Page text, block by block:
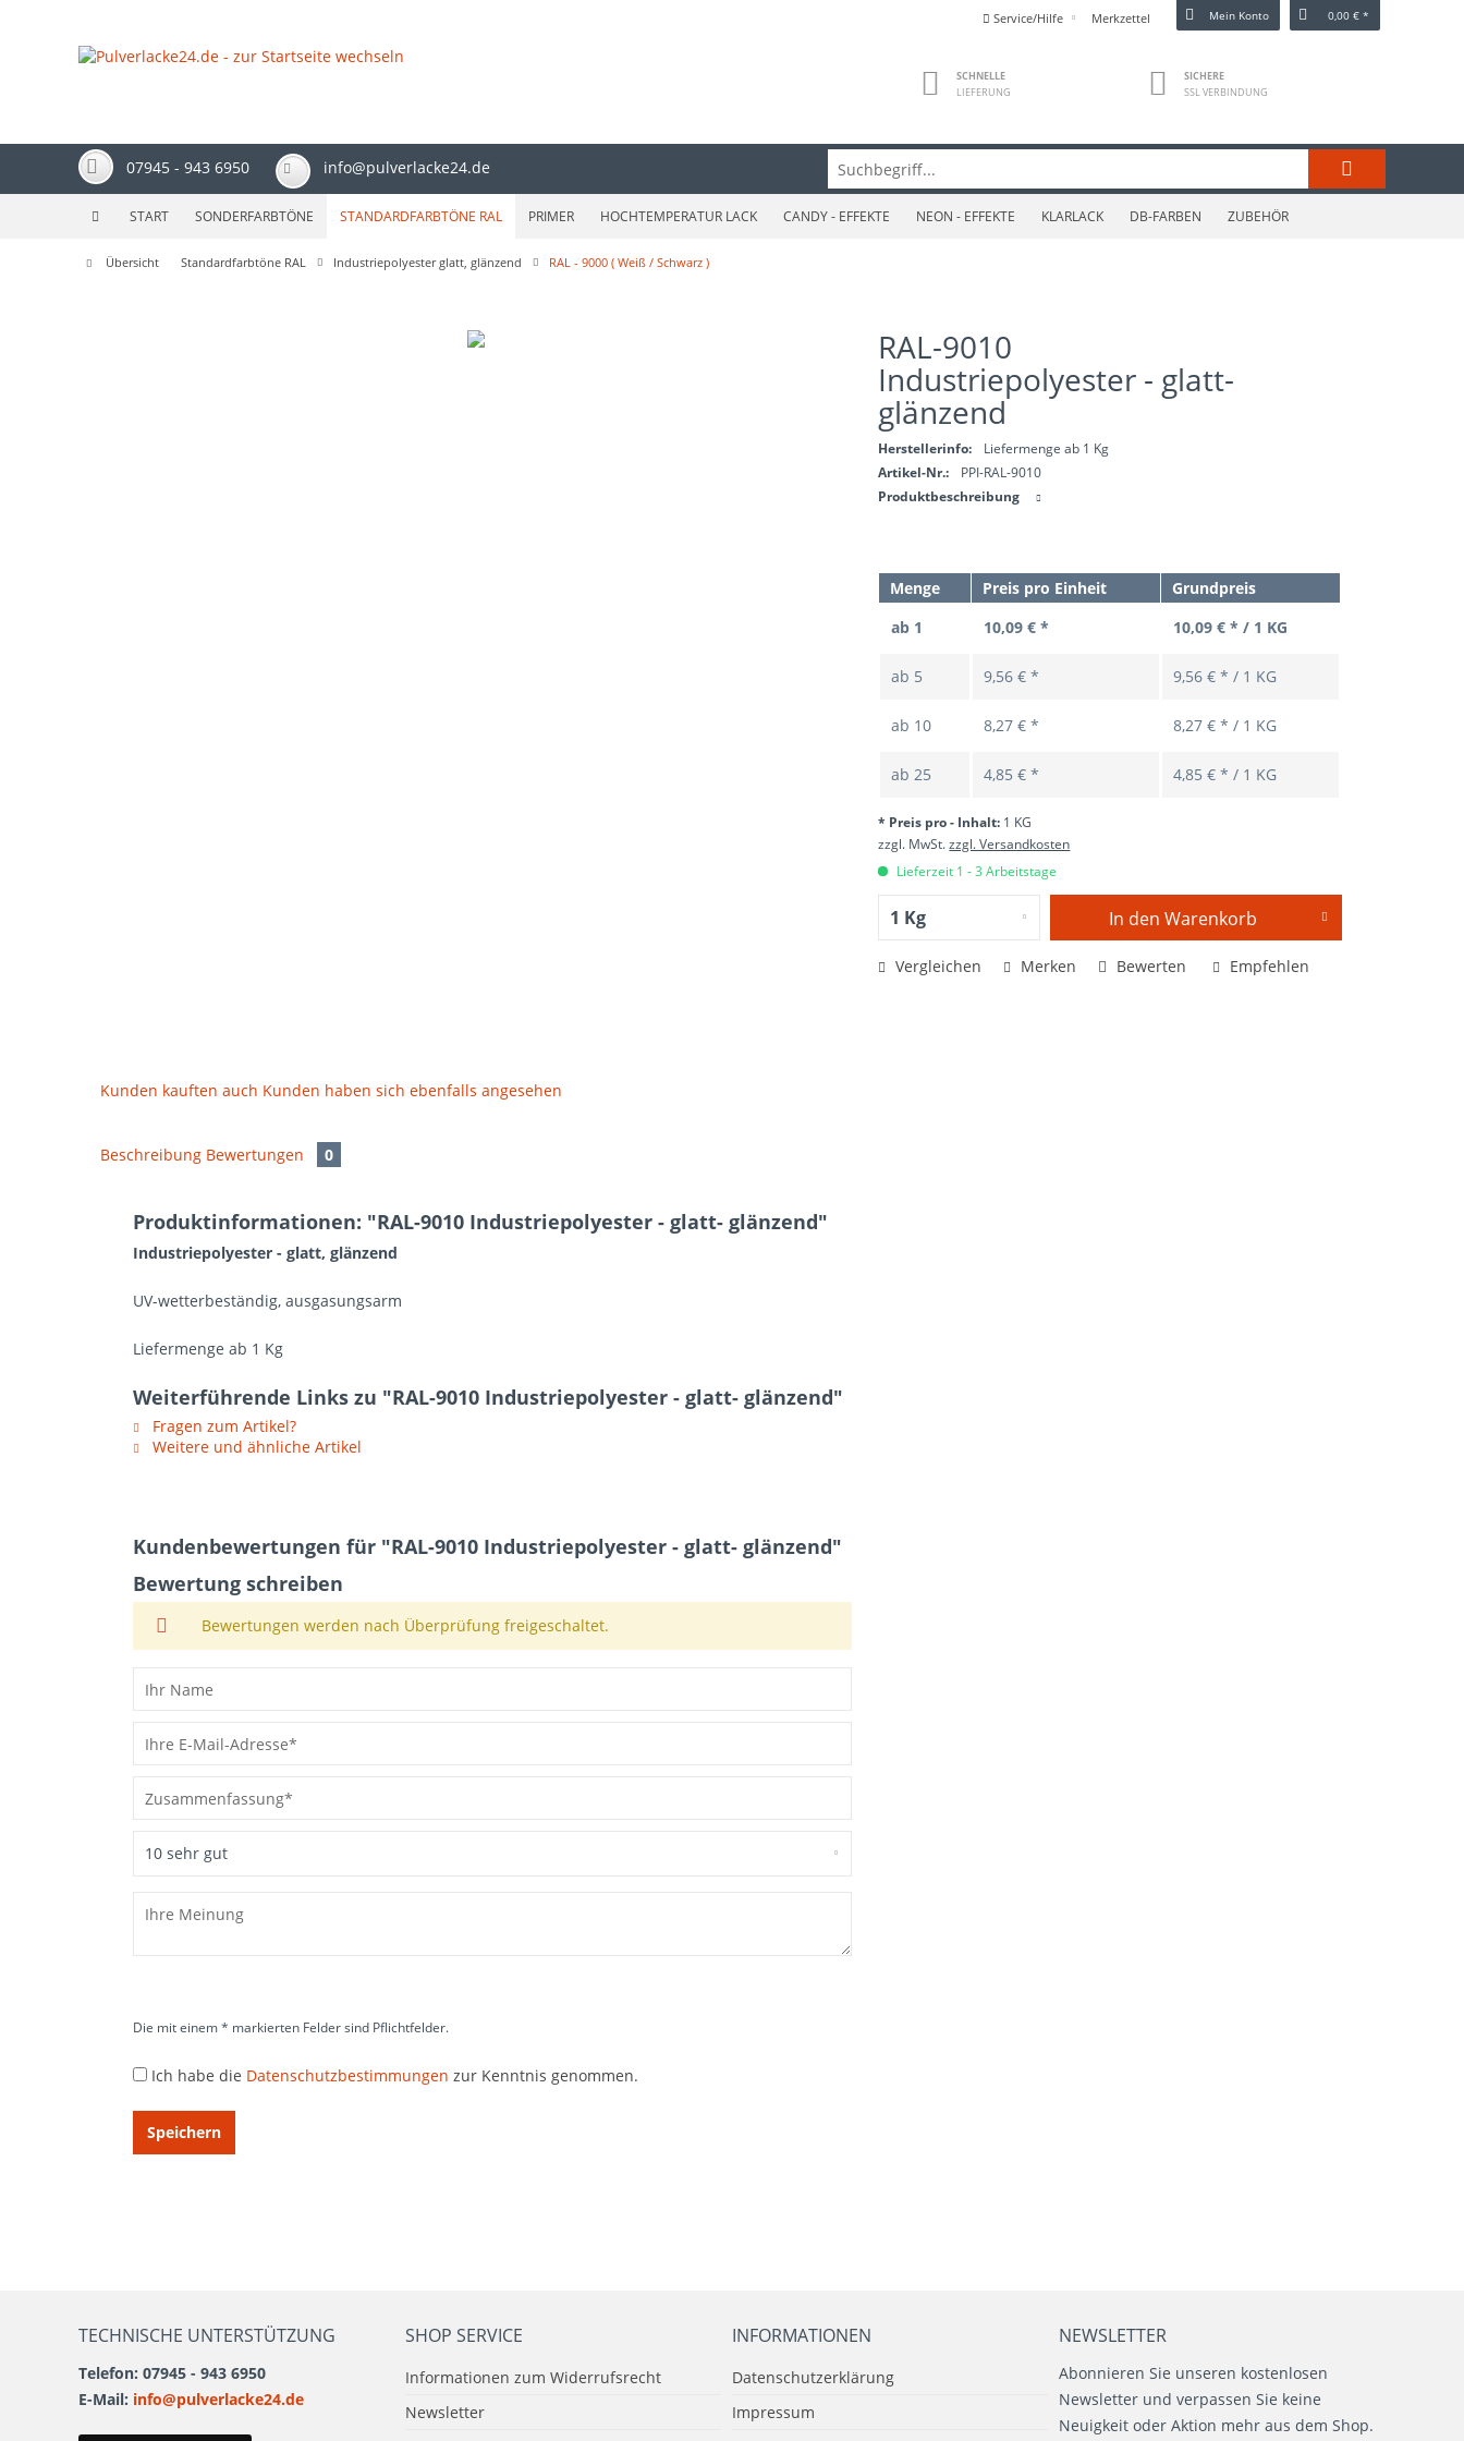
Service/Hilfe
SICHERE
SSL VERBINDUNG
SCHNELLE
LIEFERUNG
Merkzettel Mein Konto 0,00 € *
07945 - 943 6950 info@pulverlacke24.de
START SONDERFARBTÖNE STANDARDFARBTÖNE RAL PRIMER HOCHTEMPERATUR LACK CANDY - EFFEKTE NEON - EFFEKTE KLARLACK DB-FARBEN ZUBEHÖR
Übersicht Standardfarbtöne RAL Industriepolyester glatt, glänzend RAL - 9000 ( Weiß / Schwarz )
RAL-9010
Industriepolyester - glatt-
glänzend
Herstellerinfo:
Liefermenge ab 1 Kg
Artikel-Nr.:
PPI-RAL-9010
Produktbeschreibung
Menge Preis pro Einheit
Grundpreis
ab 1
10,09 € * 10,09 € * / 1 KG
ab 5 9,56 € * 9,56 € * / 1 KG
ab 10 8,27 € * 8,27 € * / 1 KG
ab25 4,85 € * 4,85 € * / 1 KG
* Preis pro - Inhalt: 1 KG
zzgl. MwSt.zzgl. Versandkosten
Lieferzeit 1 - 3 Arbeitstage
In den Warenkorb
Vergleichen Merken Bewerten Empfehlen
Kunden kauften auch Kunden haben sich ebenfalls angesehen
Beschreibung Bewertungen 0
Produktinformationen: "RAL-9010 Industriepolyester - glatt- glänzend"
Industriepolyester - glatt, glänzend
UV-wetterbeständig, ausgasungsarm
Liefermenge ab 1 Kg
Weiterführende Links zu "RAL-9010 Industriepolyester - glatt- glänzend"
Fragen zum Artikel?
Weitere und ähnliche Artikel
Kundenbewertungen für "RAL-9010 Industriepolyester - glatt- glänzend"
Bewertung schreiben
Bewertungen werden nach Überprüfung freigeschaltet.
Die mit einem * markierten Felder sind Pflichtfelder.
Ich habe die Datenschutzbestimmungen zur Kenntnis genommen.
Speichern
TECHNISCHE UNTERSTÜTZUNG
Telefon: 07945 - 943 6950
E-Mail: info@pulverlacke24.de
SHOP SERVICE
Informationen zum Widerrufsrecht
Newsletter
INFORMATIONEN
Datenschutzerklärung
Impressum
NEWSLETTER
Abonnieren Sie unseren kostenlosen
Newsletter und verpassen Sie keine
Neuigkeit oder Aktion mehr aus dem Shop.